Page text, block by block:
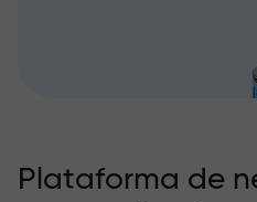
Plataforma de